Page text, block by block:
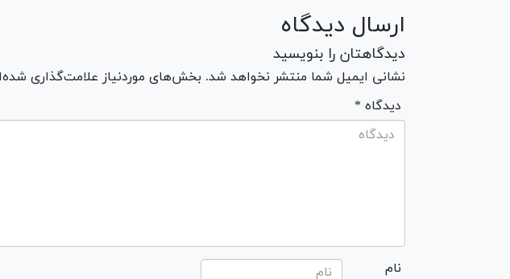
ارسال دیدگاه
دیدگاهتان را بنویسید
نشانی ایمیل شما منتشر نخواهد شد. بخش‌های موردنیاز علامت‌گذاری
* دیدگاه
نام